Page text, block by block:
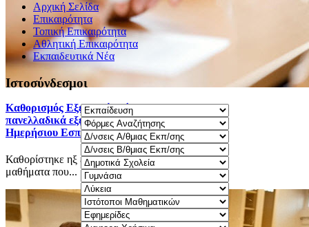
Καθορισμός Eξεταστέας ύλης 2025-2026 για τα
πανελλαδικά εξεταζόμενα μαθήματα Γ΄ τάξης
Ημερήσιου Εσπερινού ΓΕΛ.
Καθορίστηκε ηξ εξεταστέα ύλη 2025-2026 για τα
μαθήματα που...
Αρχική Σελίδα
Επικαιρότητα
Τοπική Επικαιρότητα
Αθλητική Επικαιρότητα
Eκπαιδευτικά Νέα
Ιστοσύνδεσμοι